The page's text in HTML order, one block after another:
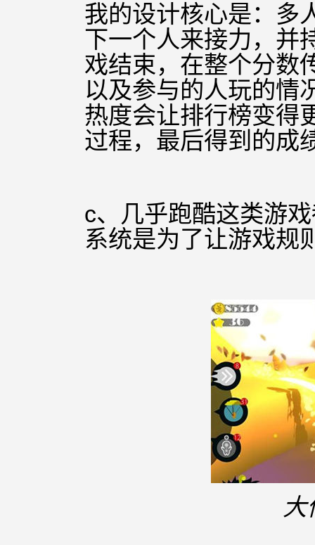
我的设计核心是：多
下一个人来接力，并
戏结束，在整个分数
以及参与的人玩的情
热度会让排行榜变得
过程，最后得到的成
c、几乎跑酷这类游
系统是为了让游戏规
大